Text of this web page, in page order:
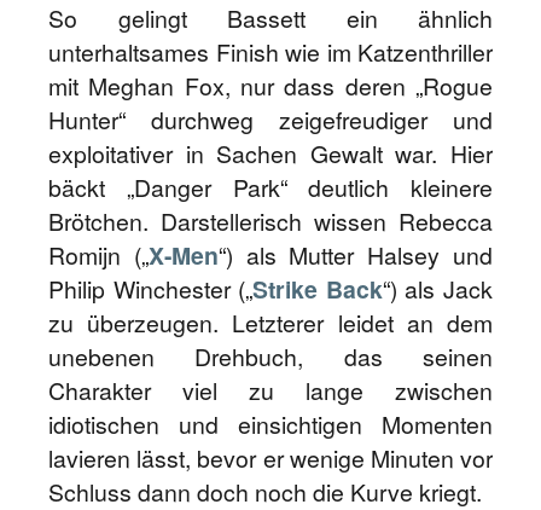
So gelingt Bassett ein ähnlich
unterhaltsames Finish wie im Katzenthriller
mit Meghan Fox, nur dass deren „Rogue
Hunter“ durchweg zeigefreudiger und
exploitativer in Sachen Gewalt war. Hier
bäckt „Danger Park“ deutlich kleinere
Brötchen. Darstellerisch wissen Rebecca
Romijn („X-Men“) als Mutter Halsey und
Philip Winchester („Strike Back“) als Jack
zu überzeugen. Letzterer leidet an dem
unebenen Drehbuch, das seinen
Charakter viel zu lange zwischen
idiotischen und einsichtigen Momenten
lavieren lässt, bevor er wenige Minuten vor
Schluss dann doch noch die Kurve kriegt.